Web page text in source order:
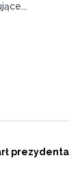
prezydenta